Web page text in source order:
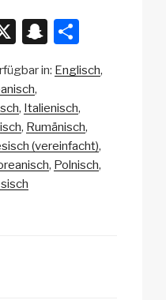
X
S
a
p
c
h
e
n
in: Englisch
Italienisch
Rumänisch
(vereinfacht)
Polnisch